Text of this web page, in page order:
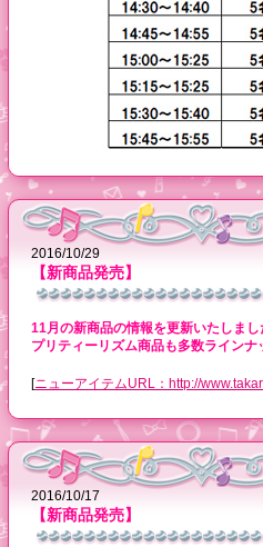
2016/10/29
【新商品発売】
11月の新商品の情報を更新いたしまし
プリティーリズム商品も多数ライン
[ニューアイテムURL：http://
2016/10/17
【新商品発売】